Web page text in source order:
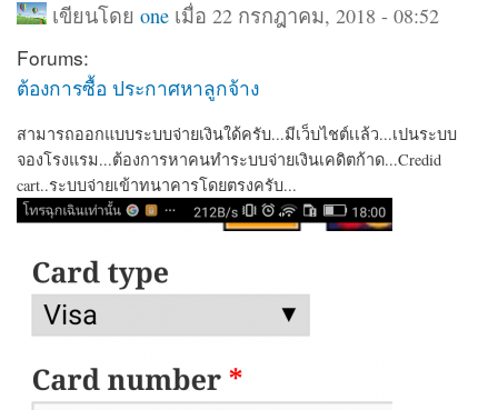
เขียนโดย oneเมื่อ 22 กรกฎาคม, 2018 - 08:52
Forums:
ต้องการซื้อ ประกาศหาลูกจ้าง
สามารถออกแบบระบบจ่ายเงินใด้ครับ...มีเว็บไชต์เเล้ว...เปนระบบ
จองโรงแรม...ต้องการหาคนทำระบบจ่ายเงินเคดิตก้าด...Credid
cart..ระบบจ่ายเข้าทนาคารโดยตรงครับ...